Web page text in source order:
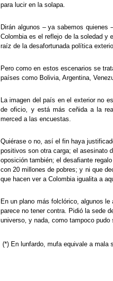
para lucir en la solapa.
Dirán algunos – ya sabemos quienes
Colombia es el reflejo de la soledad y
raíz de la desafortunada política
Pero como en estos escenarios se
países como Bolivia, Argentina,
La imagen del país en el exterior no
de oficio, y está más ceñida a la
merced a las encuestas.
Quiérase o no, así el fin haya
positivos son otra carga; el asesinato
oposición también; el desafiante
con 20 millones de pobres; y ni que
que hacen ver a Colombia igualita a
En un plano más folclórico, algunos
parece no tener contra. Pidió la sede
universo, y nada, como tampoco
(*) En lunfardo, mufa equivale a mala